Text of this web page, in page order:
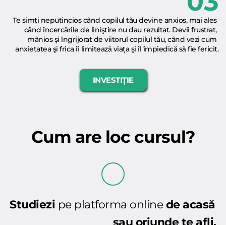
Te simți neputincios când copilul tău devine anxios, mai ales
când încercările de liniştire nu dau rezultat. Devii frustrat,
mânios şi îngrijorat de viitorul copilul tău, când vezi cum
anxietatea şi frica îi limitează̆ viața şi îl împiedică să̆ fie fericit.
INVESTIȚIE
Cum are loc cursul?
Studiezi pe platforma online de acasă
sau oriunde te afli.